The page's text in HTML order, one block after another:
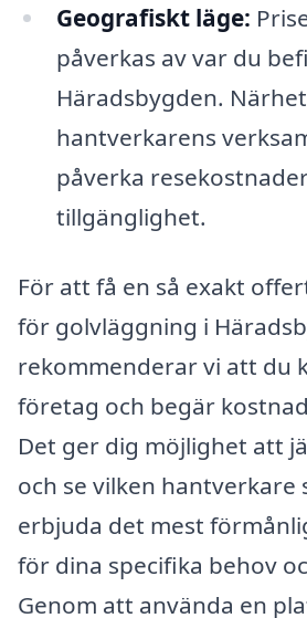
Geografiskt läge:
påverkas av var du
Häradsbygden.
hantverkarens
påverka
tillgänglighet.
För att få en så exakt
för golvläggning i
rekommenderar vi att du
företag och begär
Det ger dig möjlighet att
och se vilken hantverkare
erbjuda det mest
för dina specifika behov
Genom att använda en